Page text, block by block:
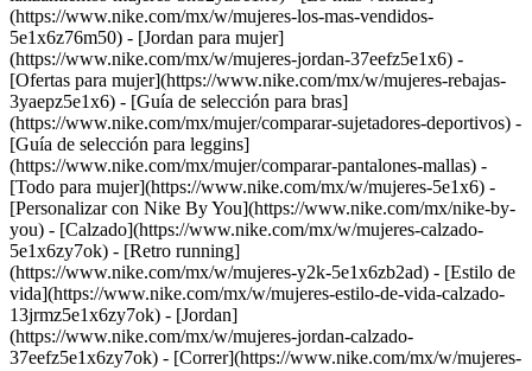
(https://www.nike.com/mx/w/mujeres-los-mas-vendidos-
5e1x6z76m50) - [Jordan para mujer]
(https://www.nike.com/mx/w/mujeres-jordan-37eefz5e1x6) -
[Ofertas para mujer](https://www.nike.com/mx/w/mujeres-rebajas-
3yaepz5e1x6) - [Guía de selección para bras]
(https://www.nike.com/mx/mujer/comparar-sujetadores-deportivos) -
[Guía de selección para leggins]
(https://www.nike.com/mx/mujer/comparar-pantalones-mallas) -
[Todo para mujer](https://www.nike.com/mx/w/mujeres-5e1x6) -
[Personalizar con Nike By You](https://www.nike.com/mx/nike-by-
you) - [Calzado](https://www.nike.com/mx/w/mujeres-calzado-
5e1x6zy7ok) - [Retro running]
(https://www.nike.com/mx/w/mujeres-y2k-5e1x6zb2ad) - [Estilo de
vida](https://www.nike.com/mx/w/mujeres-estilo-de-vida-calzado-
13jrmz5e1x6zy7ok) - [Jordan]
(https://www.nike.com/mx/w/mujeres-jordan-calzado-
37eefz5e1x6zy7ok) - [Correr](https://www.nike.com/mx/w/mujeres-